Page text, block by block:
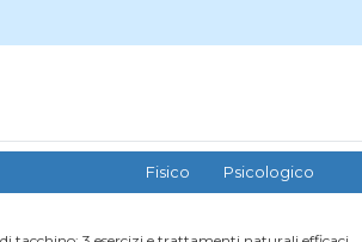
Fisico Psicologico